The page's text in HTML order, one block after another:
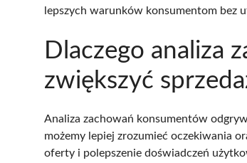
lepszych warunków konsumentom
Dlaczego analiza
zwiększyć
Analiza zachowań konsumentów
możemy lepiej zrozumieć oczekiwania
oferty i polepszenie doświadczeń